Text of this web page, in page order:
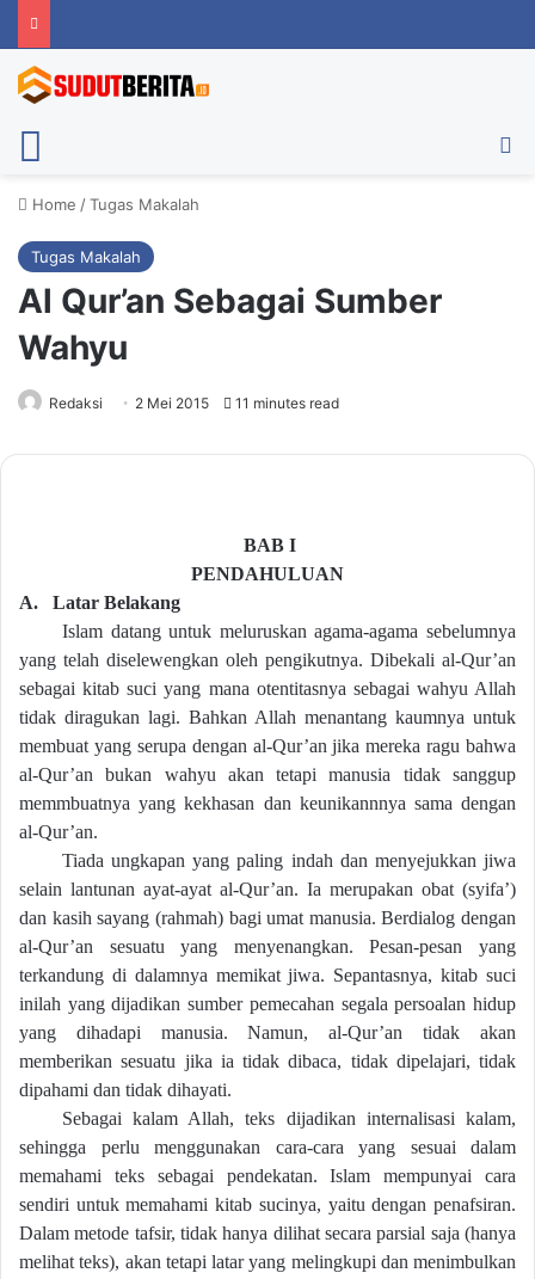
Home /Tugas Makalah
Tugas Makalah
Al Qur’an Sebagai Sumber
Wahyu
Redaksi 2 Mei 2015 11 minutes read
BAB I
PENDAHULUAN
A.
Latar Belakang
Islam datang untuk meluruskan agama-agama sebelumnya
yang telah diselewengkan oleh pengikutnya. Dibekali al-Qur’an
sebagai kitab suci yang mana otentitasnya sebagai wahyu Allah
tidak diragukan lagi. Bahkan Allah menantang kaumnya untuk
membuat yang serupa dengan al-Qur’an jika mereka ragu bahwa
al-Qur’an bukan wahyu akan tetapi manusia tidak sanggup
memmbuatnya yang kekhasan dan keunikannnya sama dengan
al-Qur’an.
Tiada ungkapan yang paling indah dan menyejukkan jiwa
selain lantunan ayat-ayat al-Qur’an. Ia merupakan obat (syifa’)
dan kasih sayang (rahmah) bagi umat manusia. Berdialog dengan
al-Qur’an sesuatu yang menyenangkan. Pesan-pesan yang
terkandung di dalamnya memikat jiwa. Sepantasnya, kitab suci
inilah yang dijadikan sumber pemecahan segala persoalan hidup
yang dihadapi manusia. Namun, al-Qur’an tidak akan
memberikan sesuatu jika ia tidak dibaca, tidak dipelajari, tidak
dipahami dan tidak dihayati.
Sebagai kalam Allah, teks dijadikan internalisasi kalam,
sehingga perlu menggunakan cara-cara yang sesuai dalam
memahami teks sebagai pendekatan. Islam mempunyai cara
sendiri untuk memahami kitab sucinya, yaitu dengan penafsiran.
Dalam metode tafsir, tidak hanya dilihat secara parsial saja (hanya
melihat teks), akan tetapi latar yang melingkupi dan menimbulkan